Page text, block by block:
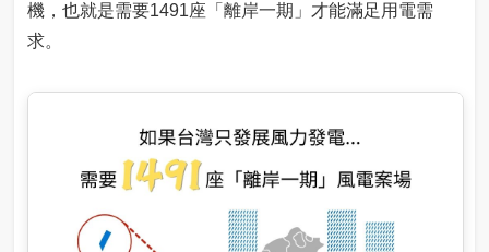
機，也就是需要1491座「離岸一期」才能滿足用電需
求。